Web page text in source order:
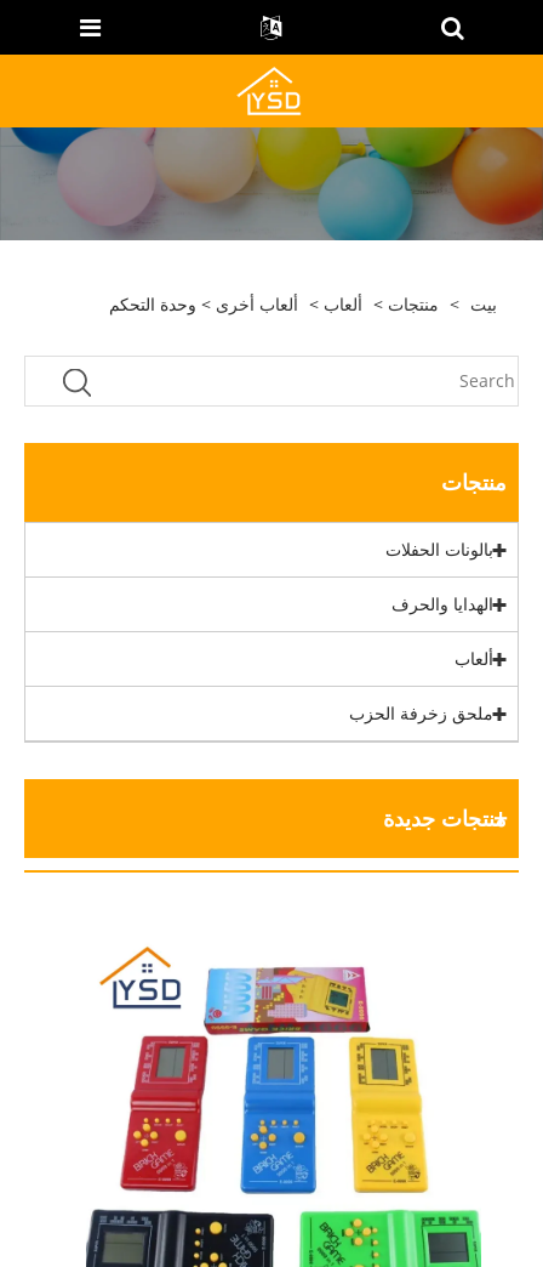
بيت > منتجات > ألعاب > ألعاب أخرى > وحدة التحكم
منتجات
بالونات الحفلات
الهدايا والحرف
ألعاب
ملحق زخرفة الحزب
منتجات جديدة